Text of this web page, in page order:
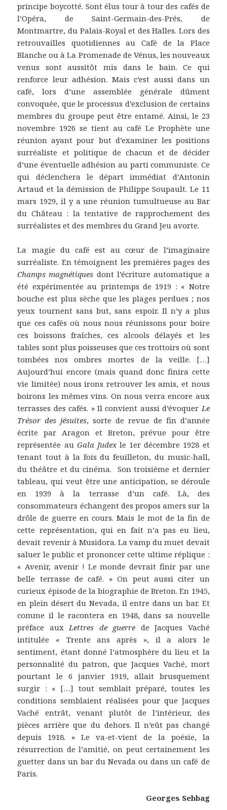
principe boycotté. Sont élus tour à tour des cafés de
l’Opéra, de Saint-Germain-des-Prés, de
Montmartre, du Palais-Royal et des Halles. Lors des
retrouvailles quotidiennes au Café de la Place
Blanche ou à La Promenade de Vénus, les nouveaux
venus sont aussitôt mis dans le bain. Ce qui
renforce leur adhésion. Mais c’est aussi dans un
café, lors d’une assemblée générale dûment
convoquée, que le processus d’exclusion de certains
membres du groupe peut être entamé. Ainsi, le 23
novembre 1926 se tient au café Le Prophète une
réunion ayant pour but d’examiner les positions
surréaliste et politique de chacun et de décider
d’une éventuelle adhésion au parti communiste. Ce
qui déclenchera le départ immédiat d’Antonin
Artaud et la démission de Philippe Soupault. Le 11
mars 1929, il y a une réunion tumultueuse au Bar
du Château : la tentative de rapprochement des
surréalistes et des membres du Grand Jeu avorte.
La magie du café est au cœur de l’imaginaire
surréaliste. En témoignent les premières pages des
Champs magnétiques dont l’écriture automatique a
été expérimentée au printemps de 1919 : « Notre
bouche est plus sèche que les plages perdues ; nos
yeux tournent sans but, sans espoir. Il n’y a plus
que ces cafés où nous nous réunissons pour boire
ces boissons fraîches, ces alcools délayés et les
tables sont plus poisseuses que ces trottoirs où sont
tombées nos ombres mortes de la veille. […]
Aujourd’hui encore (mais quand donc finira cette
vie limitée) nous irons retrouver les amis, et nous
boirons les mêmes vins. On nous verra encore aux
terrasses des cafés. » Il convient aussi d’évoquerLe
Trésor des jésuites, sorte de revue de fin d’année
écrite par Aragon et Breton, prévue pour être
représentée au Gala Judexle 1er décembre 1928 et
tenant tout à la fois du feuilleton, du music-hall,
du théâtre et du cinéma. Son troisième et dernier
tableau, qui veut être une anticipation, se déroule
en 1939 à la terrasse d’un café. Là, des
consommateurs échangent des propos amers sur la
drôle de guerre en cours. Mais le mot de la fin de
cette représentation, qui en fait n’a pas eu lieu,
devait revenir à Musidora. La vamp du muet devait
saluer le public et prononcer cette ultime réplique :
« Avenir, avenir ! Le monde devrait finir par une
belle terrasse de café. » On peut aussi citer un
curieux épisode de la biographie de Breton. En 1945,
en plein désert du Nevada, il entre dans un bar. Et
comme il le racontera en 1948, dans sa nouvelle
préface auxLettres de guerre de Jacques Vaché
intitulée « Trente ans après », il a alors le
sentiment, étant donné l’atmosphère du lieu et la
personnalité du patron, que Jacques Vaché, mort
pourtant le 6 janvier 1919, allait brusquement
surgir : « […] tout semblait préparé, toutes les
conditions semblaient réalisées pour que Jacques
Vaché entrât, venant plutôt de l’intérieur, des
pièces arrière que du dehors. Il n’eût pas changé
depuis 1918. » Le va-et-vient de la poésie, la
résurrection de l’amitié, on peut certainement les
guetter dans un bar du Nevada ou dans un café de
Paris.
Georges Sebbag